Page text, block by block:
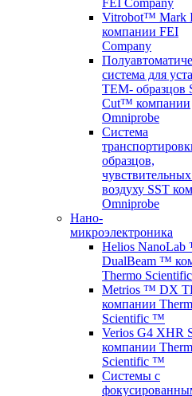
FEI Company
Vitrobot™ Mark
компании FEI
Company
система для
TEM- образцов
Cut™ компании
Omniprobe
Система
образцов,
воздуху SST
Omniprobe
Нано-
микроэлектроника
Helios
DualBeam ™
Thermo
Metrios ™ DX
компании
Scientific ™
Verios G4 XHR
компании
Scientific ™
Системы с